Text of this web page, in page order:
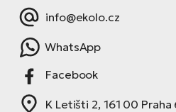
info@ekolo.cz
WhatsApp
Facebook
K Letišti 2, 161 00 Praha